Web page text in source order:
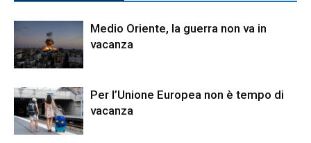
Medio Oriente, la guerra non va in
vacanza
Per l’Unione Europea non è tempo di
vacanza